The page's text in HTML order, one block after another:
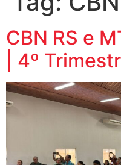
CBN RS e
| 4º